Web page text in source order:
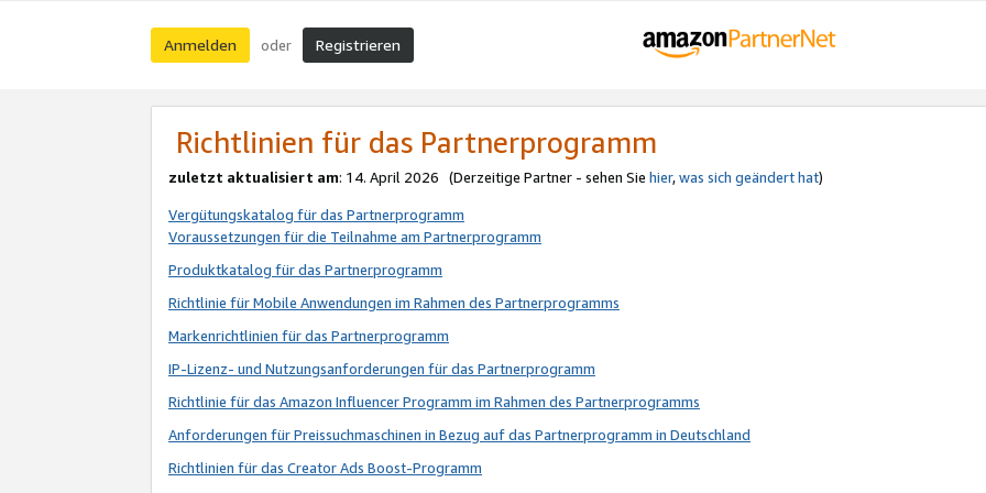
Anmelden oder Registrieren
Richtlinien für das Partnerprogramm
zuletzt aktualisiert am: 14. April 2026 (Derzeitige Partner - sehen Sie hier,was sich geändert hat)
Vergütungskatalog für das Partnerprogramm
Voraussetzungen für die Teilnahme am Partnerprogramm
Produktkatalog für das Partnerprogramm
Richtlinie für Mobile Anwendungen im Rahmen des Partnerprogramms
Markenrichtlinien für das Partnerprogramm
IP-Lizenz- und Nutzungsanforderungen für das Partnerprogramm
Richtlinie für das Amazon Influencer Programm im Rahmen des Partnerprogramms
Anforderungen für Preissuchmaschinen in Bezug auf das Partnerprogramm in Deutschland
Richtlinien für das Creator Ads Boost-Programm